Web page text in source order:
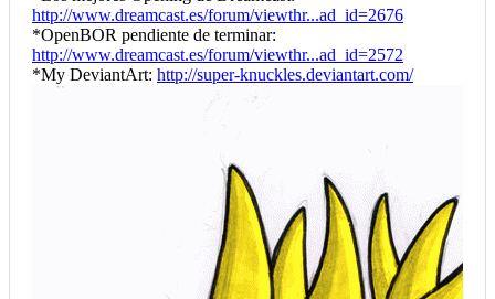
http://www.dreamcast.es/forum/viewthr...ad_id=2676
*OpenBOR pendiente de terminar:
http://www.dreamcast.es/forum/viewthr...ad_id=2572
*My DeviantArt: http://super-knuckles.deviantart.com/